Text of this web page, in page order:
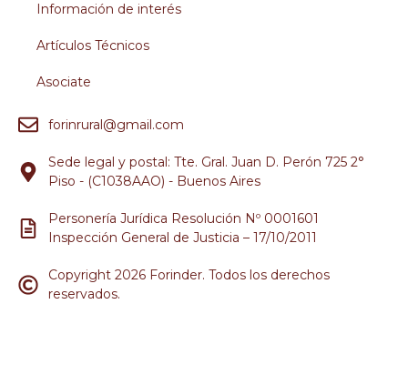
Información de interés
Artículos Técnicos
Asociate
forinrural@gmail.com
Sede legal y postal: Tte. Gral. Juan D. Perón 725 2°
Piso - (C1038AAO) - Buenos Aires
Personería Jurídica Resolución Nº 0001601
Inspección General de Justicia – 17/10/2011
Copyright 2026 Forinder. Todos los derechos
reservados.